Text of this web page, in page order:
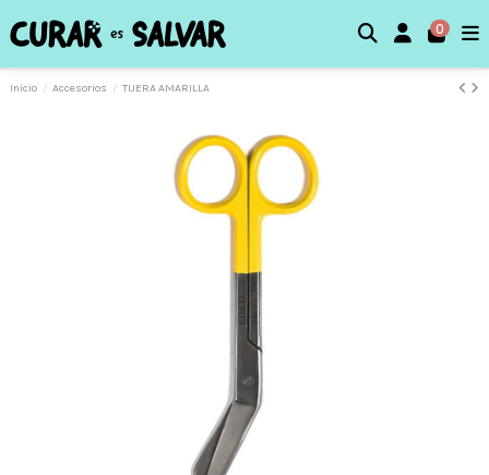
0
Inicio Accesorios TIJERA AMARILLA